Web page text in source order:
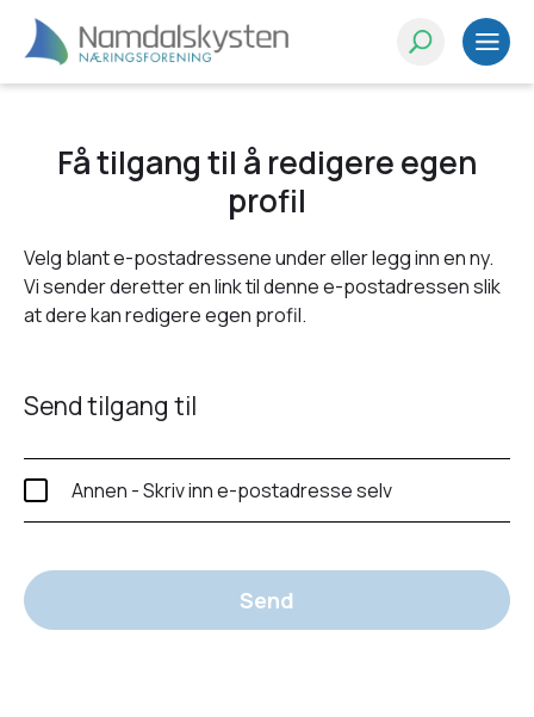
Få tilgang til å redigere egen
profil
Velg blant e-postadressene under eller legg inn en ny.
Vi sender deretter en link til denne e-postadressen slik
at dere kan redigere egen profil.
Send tilgang til
Annen - Skriv inn e-postadresse selv
Send